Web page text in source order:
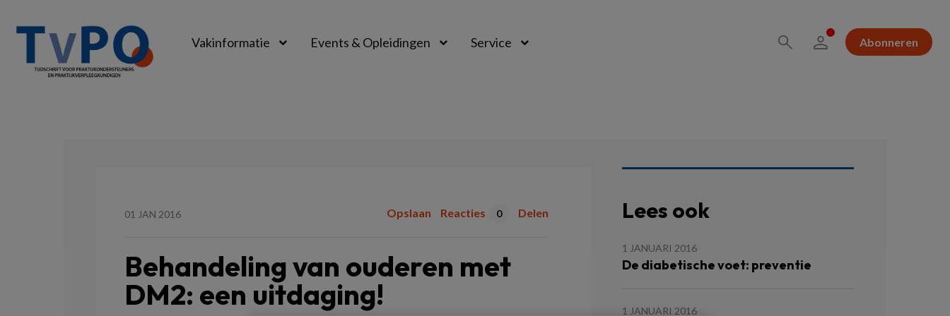
Vakinformatie Events & Opleidingen Service Abonneren
01 JAN 2016 Opslaan Reacties 0 Delen
Behandeling van ouderen met
DM2: een uitdaging!
Lees ook
1 JANUARI 2016
De diabetische voet: preventie
1 JANUARI 2016